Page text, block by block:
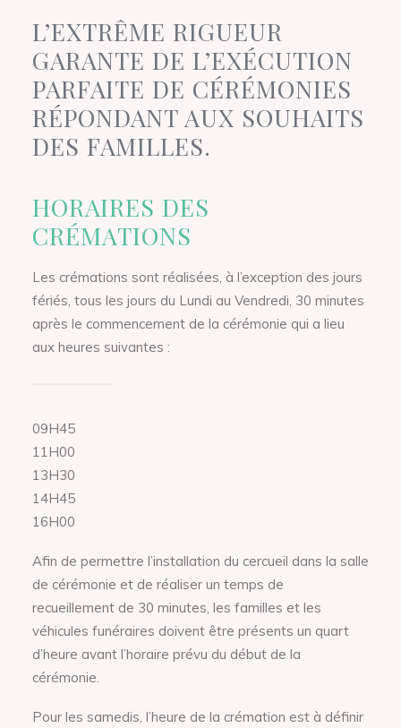
L’EXTRÊME RIGUEUR
GARANTE DE L’EXÉCUTION
PARFAITE DE CÉRÉMONIES
RÉPONDANT AUX SOUHAITS
DES FAMILLES.
HORAIRES DES
CRÉMATIONS
Les crémations sont réalisées, à l’exception des jours
fériés, tous les jours du Lundi au Vendredi, 30 minutes
après le commencement de la cérémonie qui a lieu
aux heures suivantes :
09H45
11H00
13H30
14H45
16H00
Afin de permettre l’installation du cercueil dans la salle
de cérémonie et de réaliser un temps de
recueillement de 30 minutes, les familles et les
véhicules funéraires doivent être présents un quart
d’heure avant l’horaire prévu du début de la
cérémonie.
Pour les samedis, l’heure de la crémation est à définir